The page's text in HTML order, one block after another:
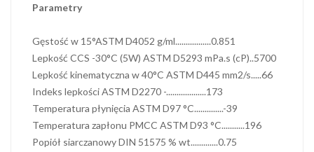
Parametry
Gęstość w 15°ASTM D4052 g/ml.................0.851
Lepkość CCS -30°C (5W) ASTM D5293 mPa.s (cP)..5700
Lepkość kinematyczna w 40°C ASTM D445 mm2/s.....66
Indeks lepkości ASTM D2270 -...................173
Temperatura płynięcia ASTM D97 °C..............-39
Temperatura zapłonu PMCC ASTM D93 °C...........196
Popiół siarczanowy DIN 51575 % wt.............0.75